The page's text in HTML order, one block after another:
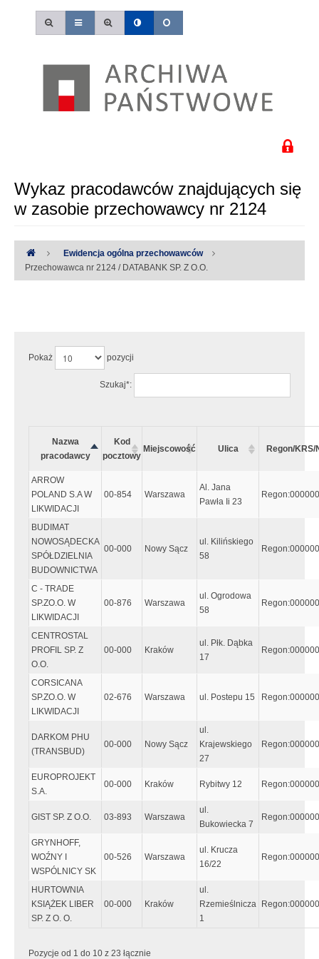
Wykaz pracodawców znajdujących się
w zasobie przechowawcy nr 2124
Ewidencja ogólna przechowawców
Przechowawca nr 2124 / DATABANK SP. Z O.O.
Pokaż pozycji
Szukaj*:
Nazwa
pracodawcy
Kod
pocztowy
Miejscowość Ulica Regon/KRS/
ARROW
POLAND S.A W
LIKWIDACJI
00-854 Warszawa
Al. Jana
Pawła Ii 23
BUDIMAT
NOWOSĄDECKA
SPÓŁDZIELNIA
BUDOWNICTWA
00-000 Nowy Sącz
ul. Kilińskiego
58
C - TRADE
SP.ZO.O. W
LIKWIDACJI
00-876 Warszawa
ul. Ogrodowa
58
CENTROSTAL
PROFIL SP. Z
O.O.
00-000 Kraków
ul. Płk. Dąbka
17
CORSICANA
SP.ZO.O. W
LIKWIDACJI
02-676 Warszawa ul. Postepu 15
DARKOM PHU
(TRANSBUD)
00-000 Nowy Sącz
ul.
Krajewskiego
27
EUROPROJEKT
S.A.
00-000 Kraków Rybitwy 12
GIST SP. Z O.O. 03-893 Warszawa
ul.
Bukowiecka 7
GRYNHOFF,
WOŹNY I
WSPÓLNICY SK
00-526 Warszawa
ul. Krucza
16/22
HURTOWNIA
KSIĄŻEK LIBER
SP. Z O. O.
00-000 Kraków
ul.
Rzemieślnicza
1
Pozycje od 1 do 10 z 23 łącznie